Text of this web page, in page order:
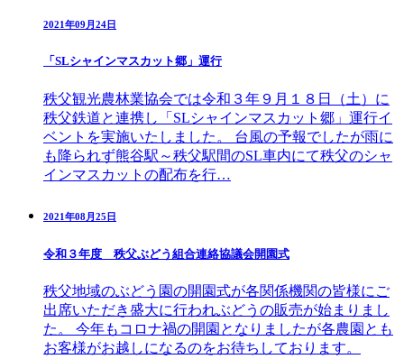
2021年09月24日
「SLシャインマスカット郷」運行
秩父観光農林業協会では令和３年９月１８日（土）に
秩父鉄道と連携し「SLシャインマスカット郷」運行イ
ベントを実施いたしました。 台風の予報でしたが雨に
も降られず熊谷駅～秩父駅間のSL車内にて秩父のシャ
インマスカットの配布を行…
2021年08月25日
令和３年度 秩父ぶどう組合連絡協議会開園式
秩父地域のぶどう園の開園式が各関係機関の皆様にご
出席いただき盛大に行われぶどうの販売が始まりまし
た。 今年もコロナ禍の開園となりましたが各農園とも
お客様がお越しになるのをお待ちしております。